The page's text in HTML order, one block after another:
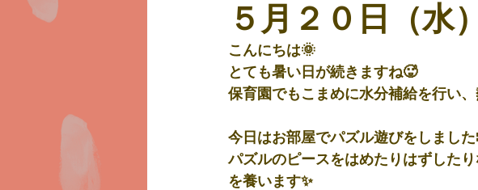
５月２０日（水）
こんにちは🌞
とても暑い日が続きますね🥵
保育園でもこまめに水分補給を行い
今日はお部屋でパズル遊びをしまし
パズルのピースをはめたりはずした
を養います✨